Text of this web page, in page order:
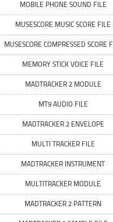
MOBILE PHONE SOUND FILE
MUSESCORE MUSIC SCORE FILE
MUSESCORE COMPRESSED SCORE
MEMORY STICK VOICE FILE
MADTRACKER 2 MODULE
MT9 AUDIO FILE
MADTRACKER 2 ENVELOPE
MULTI TRACKER FILE
MADTRACKER INSTRUMENT
MULTITRACKER MODULE
MADTRACKER 2 PATTERN